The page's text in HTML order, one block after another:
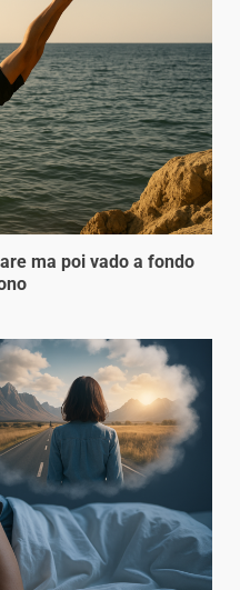
ma poi vado a fondo